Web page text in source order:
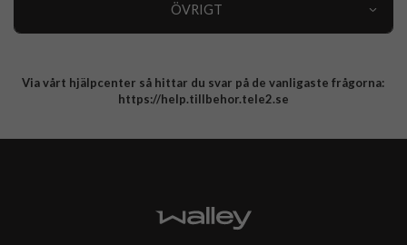
ÖVRIGT
Integritetspolicy
Via vårt hjälpcenter så hittar du svar på de vanligaste frågorna:
https://help.tillbehor.tele2.se